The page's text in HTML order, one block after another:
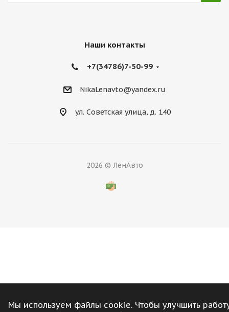
Наши контакты
+7(34786)7-50-99
NikaLenavto@yandex.ru
ул. Советская улица, д. 140
2026 © ЛенАвто
Мы используем файлы cookie. Чтобы улучшить